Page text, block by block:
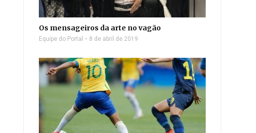
Os mensageiros da arte no vagão
Equipe do Portal 8 de abril de 2019